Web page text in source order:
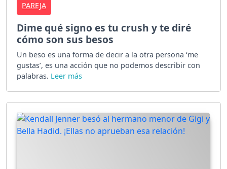
PAREJA
Dime qué signo es tu crush y te diré
cómo son sus besos
Un beso es una forma de decir a la otra persona ‘me
gustas’, es una acción que no podemos describir con
palabras.